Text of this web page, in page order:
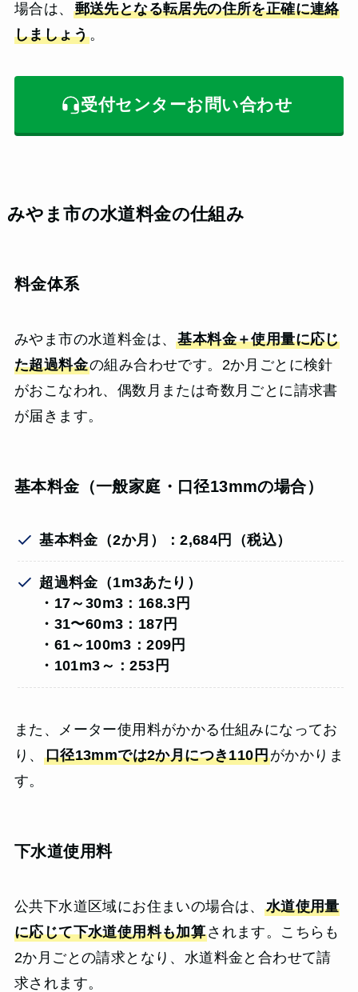
場合は、 郵送先となる転居先の住所を正確に連絡
しましょう。
受付センターお問い合わせ
みやま市の水道料金の仕組み
料金体系
みやま市の水道料金は、基本料金＋使用量に応じ
た超過料金の組み合わせです。2か月ごとに検針
がおこなわれ、偶数月または奇数月ごとに請求書
が届きます。
基本料金（一般家庭・口径13mmの場合）
基本料金（2か月）：2,684円（税込）
超過料金（1m3あたり）
・17～30m3：168.3円
・31〜60m3：187円
・61～100m3：209円
・101m3～：253円
また、メーター使用料がかかる仕組みになってお
り、 口径13mmでは2か月につき110円がかかりま
す。
下水道使用料
公共下水道区域にお住まいの場合は、 水道使用量
に応じて下水道使用料も加算されます。こちらも
2か月ごとの請求となり、水道料金と合わせて請
求されます。